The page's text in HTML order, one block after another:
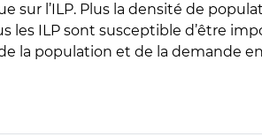
sur l’ILP. Plus la densité de
les ILP sont susceptible d’être
la population et de la demande